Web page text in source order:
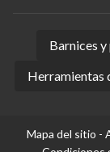
Barnices
Herramientas
Mapa del sitio -